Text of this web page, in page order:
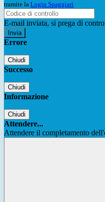
tramite la Login Spaggiari
E-mail inviata, si prega di
Errore
Chiudi
Successo
Chiudi
Informazione
Chiudi
Attendere...
Attendere il completamento